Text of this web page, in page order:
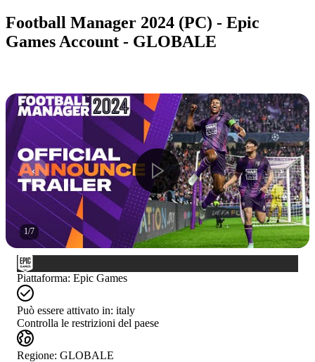
Football Manager 2024 (PC) - Epic
Games Account - GLOBALE
1/7
Piattaforma: Epic Games
Può essere attivato in: italy
Controlla le restrizioni del paese
Regione: GLOBALE